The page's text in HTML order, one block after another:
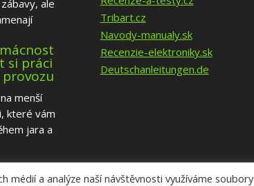
ale
si práci
menší
které vám
jara a
Tribart.cz
Navody-manualy.sk
Recenzie-elektroniky.sk
Deutschanleitungen.de
médií a analýze naší návštěvnosti využíváme soubory